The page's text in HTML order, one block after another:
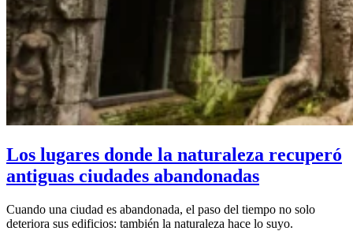
Los lugares donde la naturaleza recuperó
antiguas ciudades abandonadas
Cuando una ciudad es abandonada, el paso del tiempo no solo
deteriora sus edificios: también la naturaleza hace lo suyo.